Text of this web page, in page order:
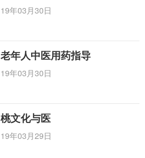
19年03月30日
老年人中医用药指导
19年03月30日
桃文化与医
19年03月29日